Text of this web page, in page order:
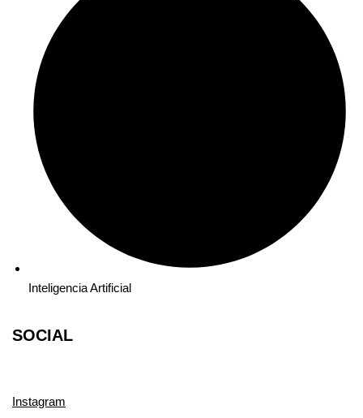
Inteligencia Artificial
SOCIAL
Instagram